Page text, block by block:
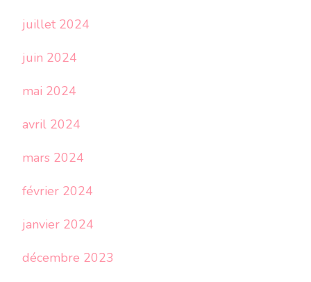
juillet 2024
juin 2024
mai 2024
avril 2024
mars 2024
février 2024
janvier 2024
décembre 2023